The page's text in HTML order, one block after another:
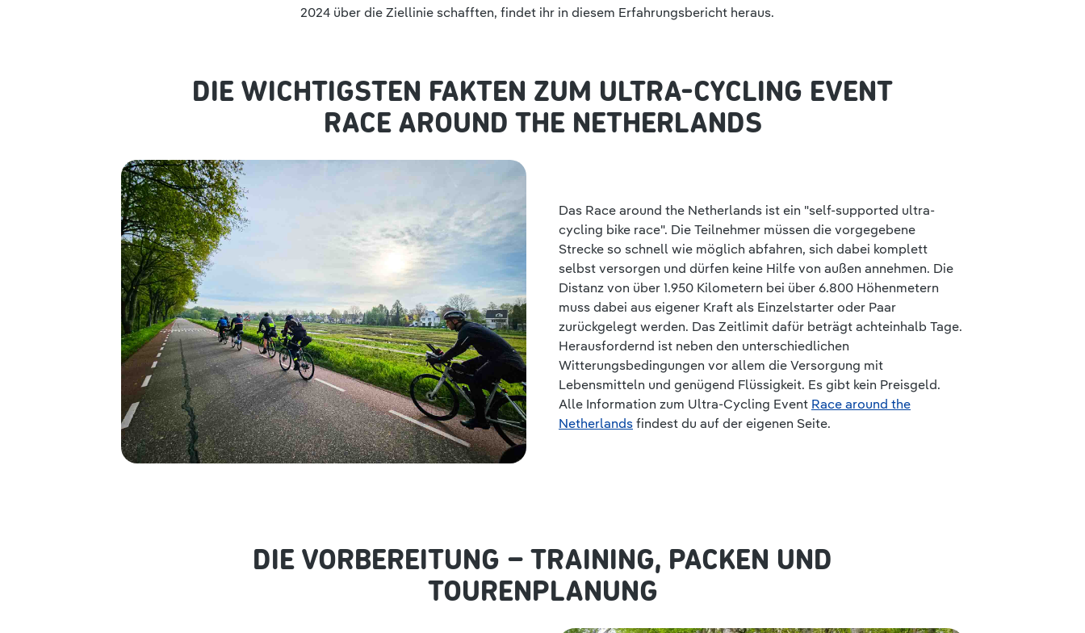
2024 über die Ziellinie schafften, findet ihr in diesem Erfahrungsbericht heraus.
DIE WICHTIGSTEN FAKTEN ZUM ULTRA-CYCLING EVENT
RACE AROUND THE NETHERLANDS
Das Race around the Netherlands ist ein "self-supported ultra-
cycling bike race". Die Teilnehmer müssen die vorgegebene
Strecke so schnell wie möglich abfahren, sich dabei komplett
selbst versorgen und dürfen keine Hilfe von außen annehmen. Die
Distanz von über 1.950 Kilometern bei über 6.800 Höhenmetern
muss dabei aus eigener Kraft als Einzelstarter oder Paar
zurückgelegt werden. Das Zeitlimit dafür beträgt achteinhalb Tage.
Herausfordernd ist neben den unterschiedlichen
Witterungsbedingungen vor allem die Versorgung mit
Lebensmitteln und genügend Flüssigkeit. Es gibt kein Preisgeld.
Alle Information zum Ultra-Cycling Event Race around the
Netherlandsfindest du auf der eigenen Seite.
DIE VORBEREITUNG – TRAINING, PACKEN UND
TOURENPLANUNG